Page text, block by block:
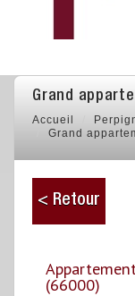
grand
Accueil
Grand
< Retour
(66000)